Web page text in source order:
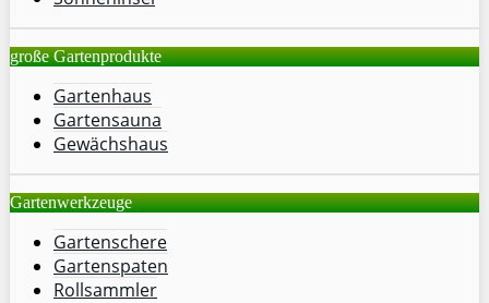
große Gartenprodukte
Gartenhaus
Gartensauna
Gewächshaus
Gartenwerkzeuge
Gartenschere
Gartenspaten
Rollsammler